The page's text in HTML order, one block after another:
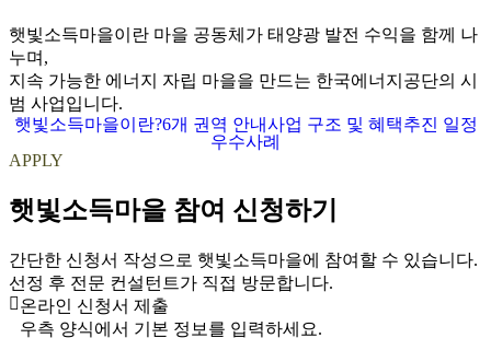
햇빛소득마을이란 마을 공동체가 태양광 발전 수익을 함께 나
누며,
지속 가능한 에너지 자립 마을을 만드는 한국에너지공단의 시
범 사업입니다.
햇빛소득마을이란?6개 권역 안내사업 구조 및 혜택추진 일정
우수사례
APPLY
햇빛소득마을 참여 신청하기
간단한 신청서 작성으로 햇빛소득마을에 참여할 수 있습니다.
선정 후 전문 컨설턴트가 직접 방문합니다.
온라인 신청서 제출
우측 양식에서 기본 정보를 입력하세요.